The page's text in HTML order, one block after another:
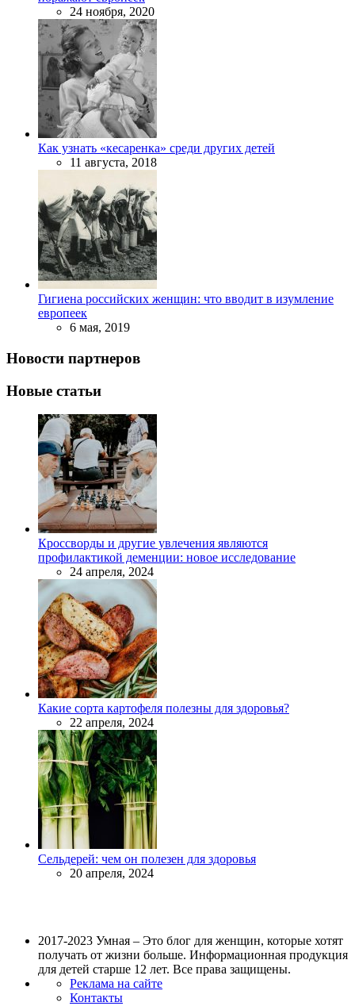
24 ноября, 2020
Как узнать «кесаренка» среди других детей
11 августа, 2018
Гигиена российских женщин: что вводит в изумление
европеек
6 мая, 2019
Новости партнеров
Новые статьи
Кроссворды и другие увлечения являются
профилактикой деменции: новое исследование
24 апреля, 2024
Какие сорта картофеля полезны для здоровья?
22 апреля, 2024
Сельдерей: чем он полезен для здоровья
20 апреля, 2024
2017-2023 Умная – Это блог для женщин, которые хотят
получать от жизни больше. Информационная продукция
для детей старше 12 лет. Все права защищены.
Реклама на сайте
Контакты